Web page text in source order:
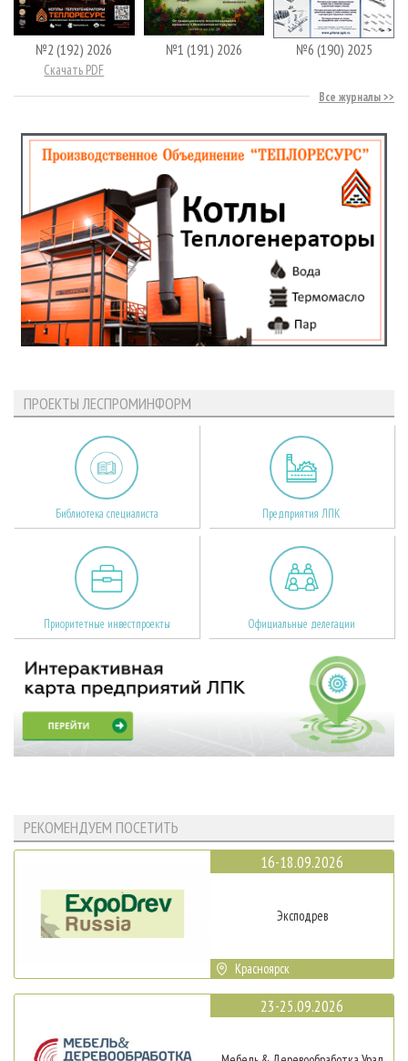
№2 (192) 2026
Скачать PDF
№1 (191) 2026 №6 (190) 2025
Все журналы
ПРОЕКТЫ ЛЕСПРОМИНФОРМ
Библиотека специалиста Предприятия ЛПК
Приоритетные инвестпроекты Официальные делегации
РЕКОМЕНДУЕМ ПОСЕТИТЬ
16-18.09.2026
Эксподрев
Красноярск
23-25.09.2026